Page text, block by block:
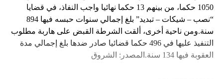
1050 حكما، من بينهم 13 حكما نهائيا واجب النفاذ، في قضايا
“نصب – شيكات – تبديد” بلغ إجمالي سنوات حبسه فيها 894
سنة.ومن ناحية أخرى، ألقت الشرطة القبض على هاربة مطلوب
التنفيذ عليها في 496 حكما قضائيا صادر ضدها بلغ إجمالي مدة
العقوبة فيها 134 سنة.المصدر: الشروق